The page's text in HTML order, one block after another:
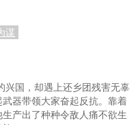
谋
兴国，却遇上还乡团残害无辜
器带领大家奋起反抗。靠着
产出了种种令敌人痛不欲生